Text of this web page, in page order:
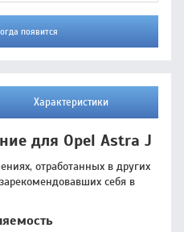
появится
Характеристики
для Opel Astra J
отработанных в других
себя в